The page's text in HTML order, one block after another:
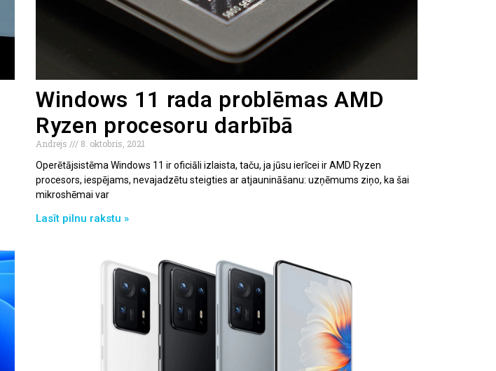
Windows 11 rada problēmas AMD
Ryzen procesoru darbībā
Andrejs
8. oktobris, 2021
Operētājsistēma Windows 11 ir oficiāli izlaista, taču, ja jūsu ierīcei ir AMD Ryzen
procesors, iespējams, nevajadzētu steigties ar atjaunināšanu: uzņēmums ziņo, ka šai
mikroshēmai var
Lasīt pilnu rakstu »